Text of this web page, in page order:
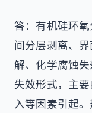
答：有机硅环
间分层剥离、
解、化学腐蚀
失效形式，主
入等因素引起